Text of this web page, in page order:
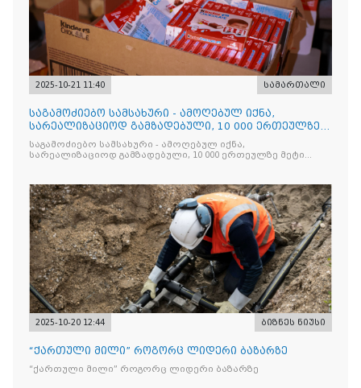
2025-10-21 11:40 სამართალი
საგამოძიებო სამსახური - ამოღებულ იქნა,
სარეალიზაციოდ გამზადებული, 10 000 ერთეულზე
მეტი „Jacobs Monar
საგამოძიებო სამსახური - ამოღებულ იქნა,
სარეალიზაციოდ გამზადებული, 10 000 ერთეულზე მეტი
„Raffaello”-ს სასაქონლო ნიშნით უკანონო ნიშანდებული
ტკბილეული
2025-10-20 12:44 ბიზნეს ნიუსი
“ქართული მილი” როგორც ლიდერი ბაზარზე
“ქართული მილი” როგორც ლიდერი ბაზარზე